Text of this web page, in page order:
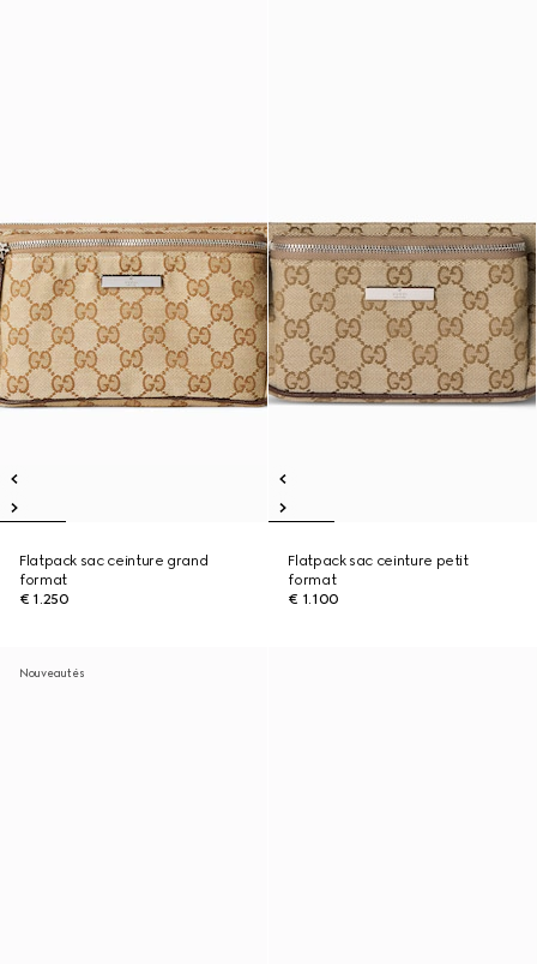
Flatpack sac ceinture grand
format
€ 1.250
Flatpack sac ceinture petit
format
€ 1.100
Nouveautés